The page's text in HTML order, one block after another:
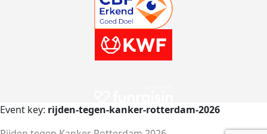
Event key: rijden-tegen-kanker-rotterdam-2026